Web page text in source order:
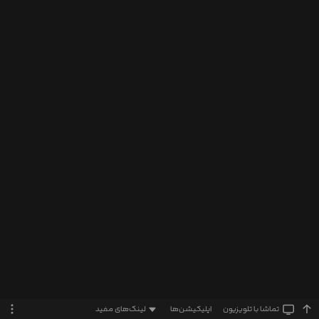
تماشا‌ با تلویزیون اپلیکیشن‌ها لینک‌های مفید